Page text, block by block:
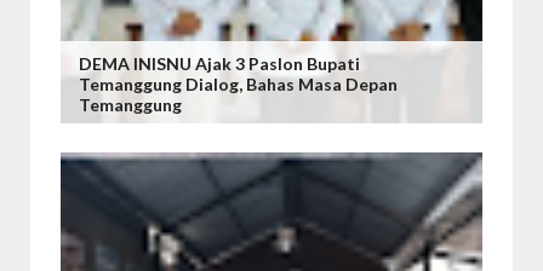
DEMA INISNU Ajak 3 Paslon Bupati
Temanggung Dialog, Bahas Masa Depan
Temanggung